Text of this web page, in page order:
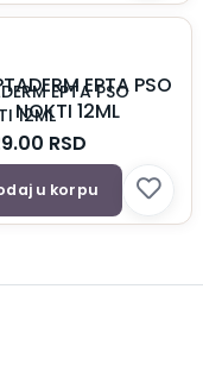
EPTA PSO
12ML
RSD
u korpu